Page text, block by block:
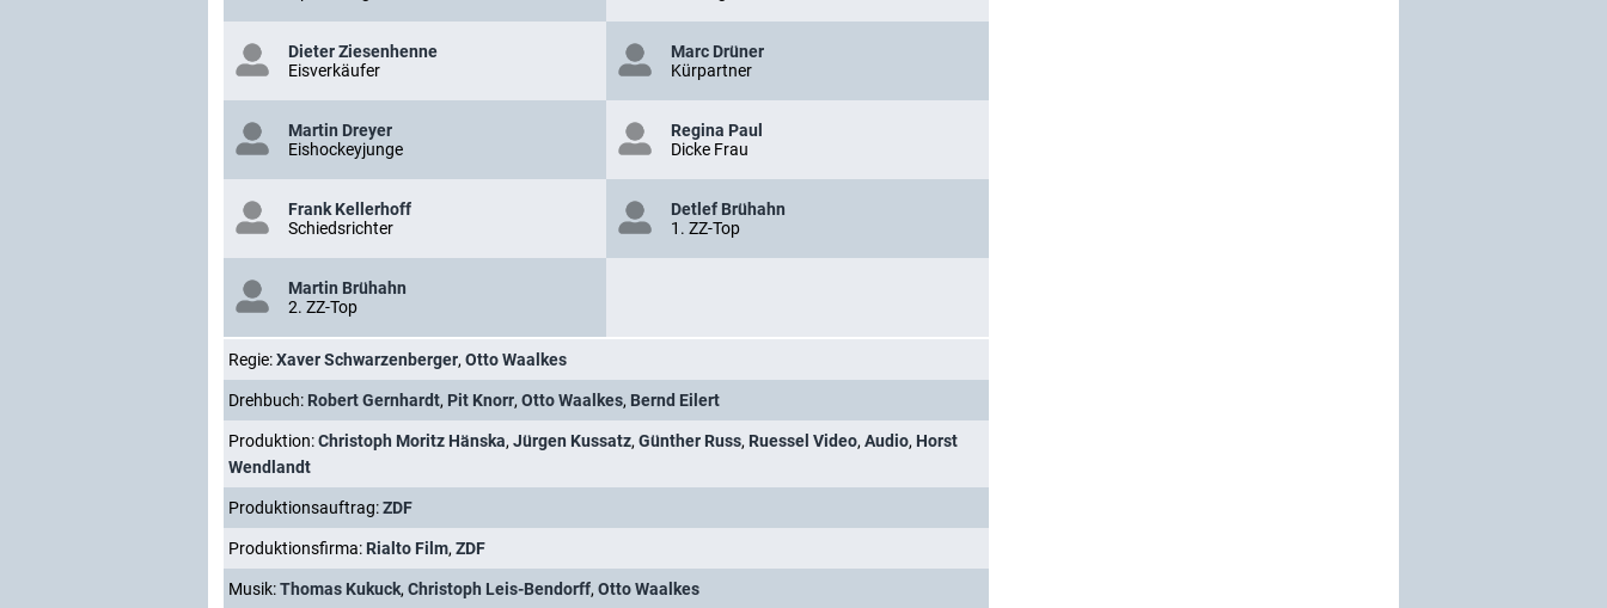
Dieter Ziesenhenne
Eisverkäufer
Marc Drüner
Kürpartner
Martin Dreyer
Eishockeyjunge
Regina Paul
Dicke Frau
Frank Kellerhoff
Schiedsrichter
Detlef Brühahn
1. ZZ-Top
Martin Brühahn
2. ZZ-Top
Regie:Xaver Schwarzenberger, Otto Waalkes
Drehbuch: Robert Gernhardt, Pit Knorr, Otto Waalkes, Bernd Eilert
Produktion:Christoph Moritz Hänska, Jürgen Kussatz, Günther Russ, Ruessel Video, Audio, Horst
Wendlandt
Produktionsauftrag:ZDF
Produktionsfirma: Rialto Film, ZDF
Musik:Thomas Kukuck, Christoph Leis-Bendorff, Otto Waalkes